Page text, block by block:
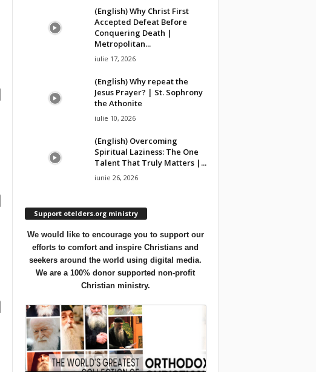
(English) Why Christ First
Accepted Defeat Before
Conquering Death |
Metropolitan...
iulie 17, 2026
(English) Why repeat the
Jesus Prayer? | St. Sophrony
the Athonite
iulie 10, 2026
(English) Overcoming
Spiritual Laziness: The One
Talent That Truly Matters |...
iunie 26, 2026
Support otelders.org ministry
We would like to encourage you to support our
efforts to comfort and inspire Christians and
seekers around the world using digital media.
We are a 100% donor supported non-profit
Christian ministry.